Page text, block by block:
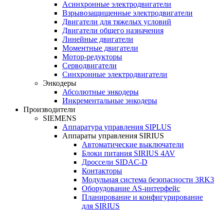
Асинхронные электродвигатели
Взрывозащищенные электродвигатели
Двигатели для тяжелых условий
Двигатели общего назначения
Линейные двигатели
Моментные двигатели
Мотор-редукторы
Серводвигатели
Синхронные электродвигатели
Энкодеры
Абсолютные энкодеры
Инкрементальные энкодеры
Производители
SIEMENS
Аппаратура управления SIPLUS
Аппараты управления SIRIUS
Автоматические выключатели
Блоки питания SIRIUS 4AV
Дроссели SIDAC-D
Контакторы
Модульная система безопасности 3RK3
Оборудование AS-интерфейс
Планирование и конфигурирование
для SIRIUS